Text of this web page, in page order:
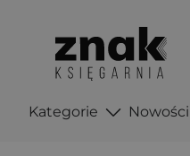
Kategorie Nowości